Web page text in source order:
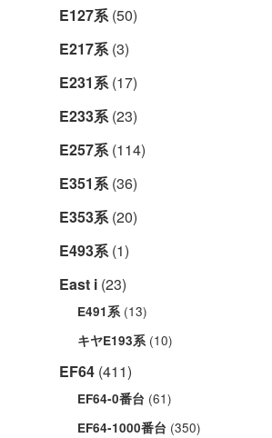
E127系(50)
E217系(3)
E231系(17)
E233系(23)
E257系(114)
E351系(36)
E353系(20)
E493系(1)
East i (23)
E491系 (13)
キヤE193系 (10)
EF64 (411)
EF64-0番台 (61)
EF64-1000番台 (350)